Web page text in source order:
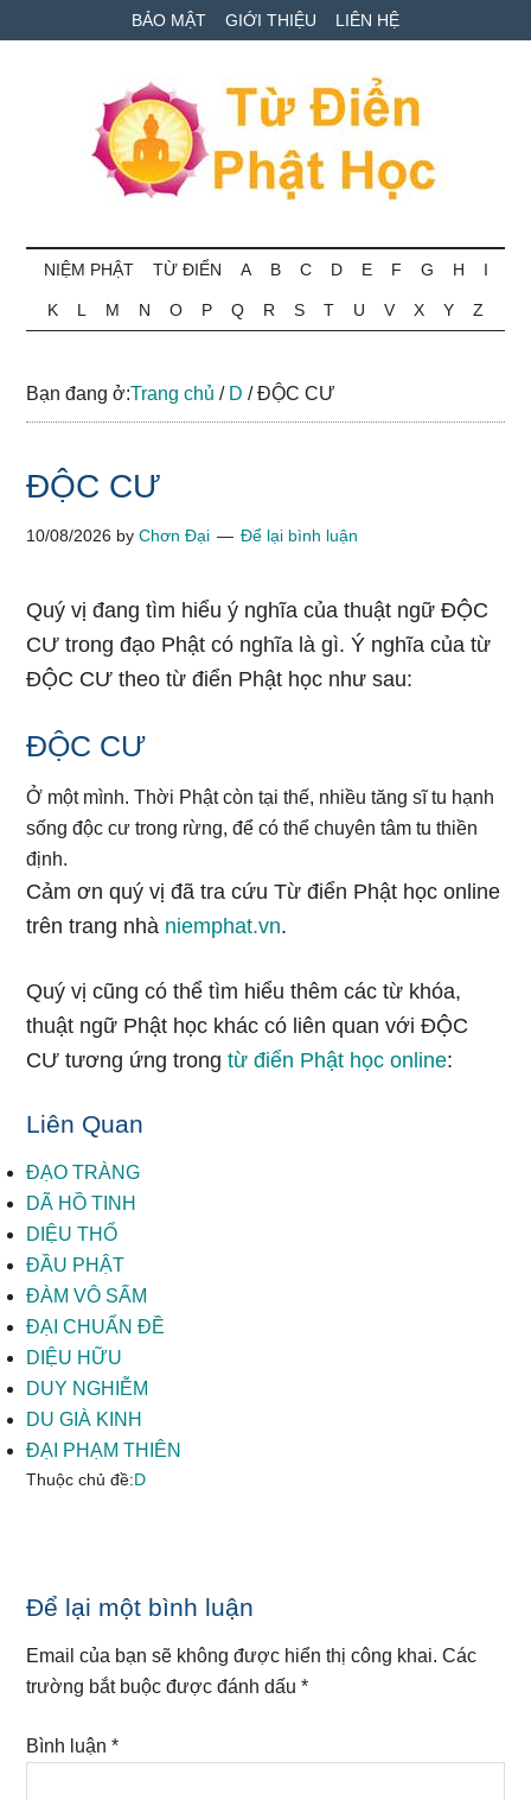
to
to
qua
BẢO MẬT GIỚI THIỆU LIÊN HỆ
Từ
điển
Phật
học
ngữ
NIỆM PHẬT TỪ ĐIỂN A B C D E F G H I
K L M N O P Q R S T U V X Y Z
Bạn đang ở:Trang chủ / D /ĐỘC CƯ
ĐỘC CƯ
10/08/2026 byChơn Đại Để lại bình luận
Quý vị đang tìm hiểu ý nghĩa của thuật ngữ ĐỘC
CƯ trong đạo Phật có nghĩa là gì. Ý nghĩa của từ
ĐỘC CƯ theo từ điển Phật học như sau:
ĐỘC CƯ
Ở một mình. Thời Phật còn tại thế, nhiều tăng sĩ tu hạnh
sống độc cư trong rừng, để có thể chuyên tâm tu thiền
định.
Cảm ơn quý vị đã tra cứu Từ điển Phật học online
trên trang nhà niemphat.vn.
Quý vị cũng có thể tìm hiểu thêm các từ khóa,
thuật ngữ Phật học khác có liên quan với ĐỘC
CƯ tương ứng trongtừ điển Phật học online:
Liên Quan
ĐẠO TRÀNG
DÃ HỒ TINH
DIỆU THỔ
ĐẦU PHẬT
ĐÀM VÔ SẤM
ĐẠI CHUẨN ĐỀ
DIỆU HỮU
DUY NGHIỄM
DU GIÀ KINH
ĐẠI PHẠM THIÊN
Thuộc chủ đề:D
Reader
Interactions
Để lại một bình luận
Email của bạn sẽ không được hiển thị công khai. Các
trường bắt buộc được đánh dấu*
Bình luận*